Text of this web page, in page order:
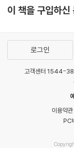
이 책을 구입하신
로그인
고객센터 1544-
이용약관
PC